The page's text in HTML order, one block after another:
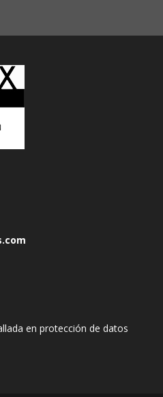
en protección de datos